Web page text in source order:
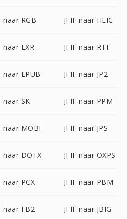
naar RGB JFIF naar HEIC
naar EXR JFIF naar RTF
naar EPUB JFIF naar JP2
naar SK JFIF naar PPM
naar MOBI JFIF naar JPS
naar DOTX JFIF naar OXPS
naar PCX JFIF naar PBM
naar FB2 JFIF naar JBIG